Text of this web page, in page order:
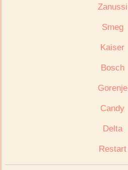
Zanussi
Smeg
Kaiser
Bosch
Gorenje
Candy
Delta
Restart